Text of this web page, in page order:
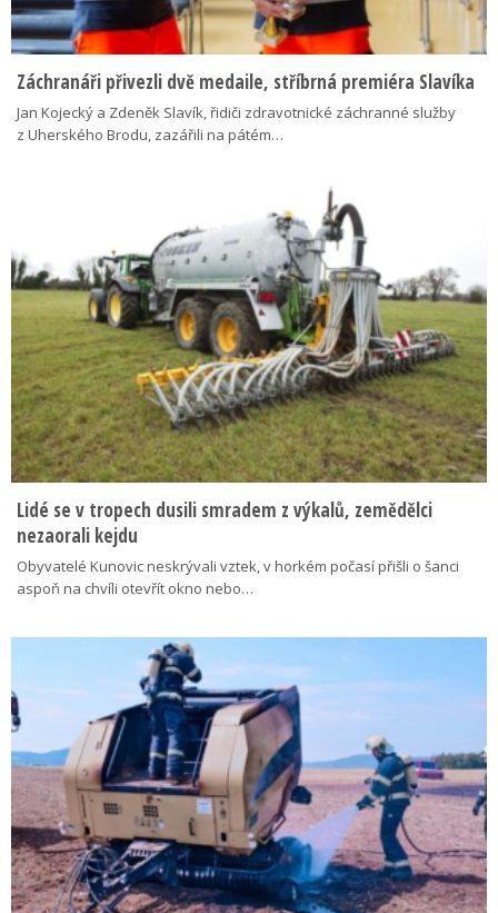
Záchranáři přivezli dvě medaile, stříbrná premiéra Slavíka
Jan Kojecký a Zdeněk Slavík, řidiči zdravotnické záchranné služby
z Uherského Brodu, zazářili na pátém…
Lidé se v tropech dusili smradem z výkalů, zemědělci
nezaorali kejdu
Obyvatelé Kunovic neskrývali vztek, v horkém počasí přišli o šanci
aspoň na chvíli otevřít okno nebo…